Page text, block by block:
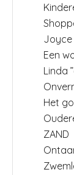
Joyce
Een
Linda
Het
ZAND